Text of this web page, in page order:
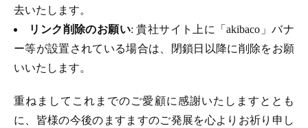
去いたします。
リンク削除のお願い: 貴社サイト上に「akibaco」バナ
ー等が設置されている場合は、閉鎖日以降に削除をお願
いいたします。
重ねましてこれまでのご愛顧に感謝いたしますととも
に、皆様の今後のますますのご発展を心よりお祈り申し